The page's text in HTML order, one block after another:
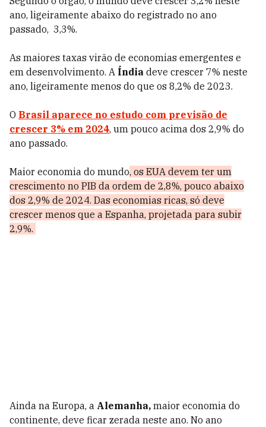
ano, ligeiramente abaixo do registrado no ano
passado, 3,3%.
As maiores taxas virão de economias emergentes e
em desenvolvimento. A Índia deve crescer 7% neste
ano, ligeiramente menos do que os 8,2% de 2023.
O Brasil aparece no estudo com previsão de
crescer 3% em 2024, um pouco acima dos 2,9% do
ano passado.
Maior economia do mundo, os EUA devem ter um
crescimento no PIB da ordem de 2,8%, pouco abaixo
dos 2,9% de 2024. Das economias ricas, só deve
crescer menos que a Espanha, projetada para subir
2,9%.
Ainda na Europa, a Alemanha, maior economia do
continente, deve ficar zerada neste ano. No ano